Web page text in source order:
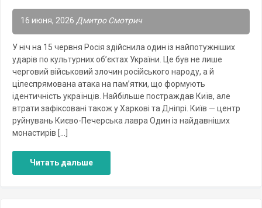
16 июня, 2026 Дмитро Смотрич
У ніч на 15 червня Росія здійснила один із найпотужніших
ударів по культурних об’єктах України. Це був не лише
черговий військовий злочин російського народу, а й
цілеспрямована атака на пам’ятки, що формують
ідентичність українців. Найбільше постраждав Київ, але
втрати зафіксовані також у Харкові та Дніпрі. Київ — центр
руйнувань Києво-Печерська лавра Один із найдавніших
монастирів […]
Читать дальше